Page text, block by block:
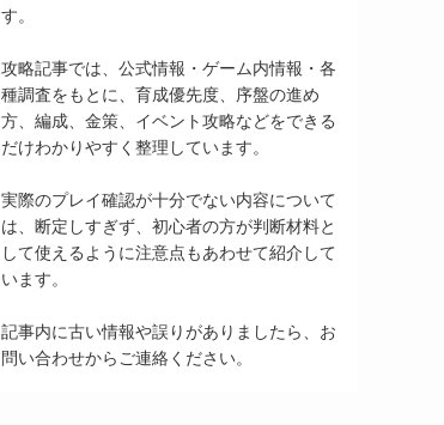
す。
攻略記事では、公式情報・ゲーム内情報・各
種調査をもとに、育成優先度、序盤の進め
方、編成、金策、イベント攻略などをできる
だけわかりやすく整理しています。
実際のプレイ確認が十分でない内容について
は、断定しすぎず、初心者の方が判断材料と
して使えるように注意点もあわせて紹介して
います。
記事内に古い情報や誤りがありましたら、お
問い合わせからご連絡ください。